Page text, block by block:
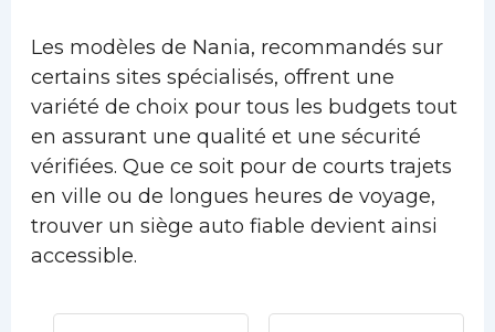
Les modèles de Nania, recommandés sur
certains sites spécialisés, offrent une
variété de choix pour tous les budgets tout
en assurant une qualité et une sécurité
vérifiées. Que ce soit pour de courts trajets
en ville ou de longues heures de voyage,
trouver un siège auto fiable devient ainsi
accessible.